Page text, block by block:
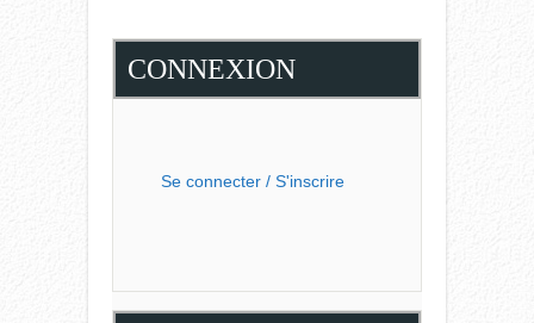
CONNEXION
Se connecter / S'inscrire